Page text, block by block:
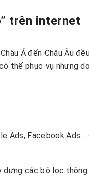
trên internet
Á đến Châu Âu
phục vụ nhưng
Ads, Facebook
các bộ lọc